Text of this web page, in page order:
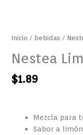
Inicio / bebidas /
Nestea
$1.89
Mezcla para
Sabor a limón